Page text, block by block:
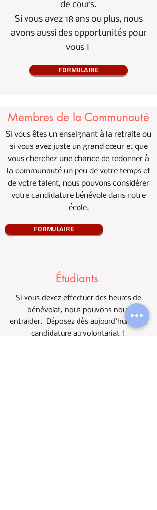
de cours.
Si vous avez 18 ans ou plus, nous
avons aussi des opportunités pour
vous !
Formulaire
Membres de la Communauté
Si vous êtes un enseignant à la retraite ou
si vous avez juste un grand cœur et que
vous cherchez une chance de redonner à
la communauté un peu de votre temps et
de votre talent, nous pouvons considérer
votre candidature bénévole dans notre
école.
Formulaire
Étudiants
Si vous devez effectuer des heures de
bénévolat, nous pouvons nous
entraider. Déposez dès aujourd'hui votre
candidature au volontariat !